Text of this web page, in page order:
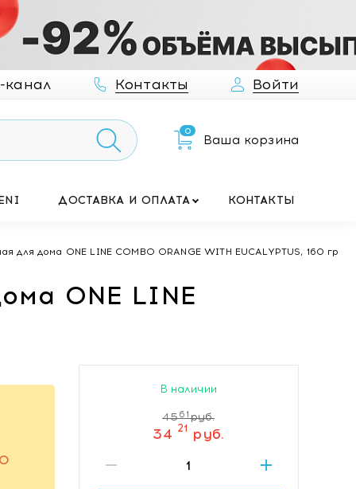
канал Контакты Войти
0
Ваша корзина
ДОСТАВКА И ОПЛАТА КОНТАКТЫ
дома ONE LINE COMBO ORANGE WITH EUCALYPTUS, 160 гр
ONE LINE
В наличии
4561 руб.
34 21 руб.